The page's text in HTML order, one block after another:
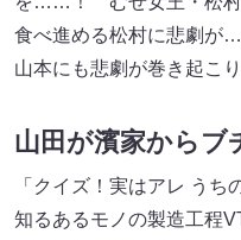
食べ進める松村に悲劇が
山本にも悲劇が巻き起こり
山田が濱家からブ
「クイズ！実はアレ う
知るあるモノの製造工程